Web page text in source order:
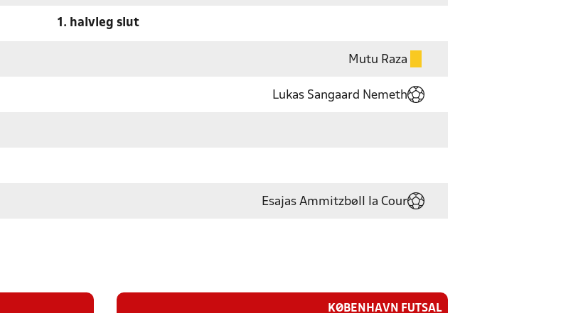
1. halvleg slut
Mutu Raza
Lukas Sangaard Nemeth
Esajas Ammitzbøll la Cour
KØBENHAVN FUTSAL